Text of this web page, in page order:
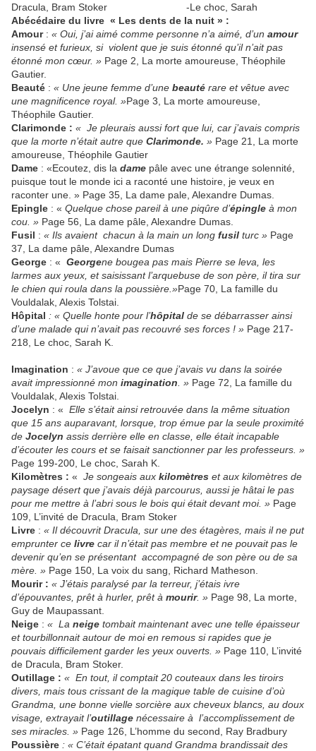
Dracula, Bram Stoker -Le choc, Sarah
Abécédaire du livre « Les dents de la nuit » :
Amour : « Oui, j’ai aimé comme personne n’a aimé, d’un amour
insensé et furieux, si violent que je suis étonné qu’il n’ait pas
étonné mon cœur. » Page 2, La morte amoureuse, Théophile
Gautier.
Beauté : « Une jeune femme d’une beauté rare et vêtue avec
une magnificence royal. »Page 3, La morte amoureuse,
Théophile Gautier.
Clarimonde : « Je pleurais aussi fort que lui, car j’avais compris
que la morte n’était autre que Clarimonde. » Page 21, La morte
amoureuse, Théophile Gautier
Dame : «Ecoutez, dis la dame pâle avec une étrange solennité,
puisque tout le monde ici a raconté une histoire, je veux en
raconter une. » Page 35, La dame pale, Alexandre Dumas.
Epingle : « Quelque chose pareil à une piqûre d’épingle à mon
cou. » Page 56, La dame pâle, Alexandre Dumas.
Fusil : « Ils avaient chacun à la main un long fusil turc » Page
37, La dame pâle, Alexandre Dumas
George : « Georgene bougea pas mais Pierre se leva, les
larmes aux yeux, et saisissant l’arquebuse de son père, il tira sur
le chien qui roula dans la poussière.»Page 70, La famille du
Vouldalak, Alexis Tolstai.
Hôpital : « Quelle honte pour l’hôpital de se débarrasser ainsi
d’une malade qui n’avait pas recouvré ses forces ! » Page 217-
218, Le choc, Sarah K.
Imagination : « J’avoue que ce que j’avais vu dans la soirée
avait impressionné mon imagination . » Page 72, La famille du
Vouldalak, Alexis Tolstai.
Jocelyn : « Elle s’était ainsi retrouvée dans la même situation
que 15 ans auparavant, lorsque, trop émue par la seule proximité
de Jocelyn assis derrière elle en classe, elle était incapable
d’écouter les cours et se faisait sanctionner par les professeurs. »
Page 199-200, Le choc, Sarah K.
Kilomètres : « Je songeais aux kilomètres et aux kilomètres de
paysage désert que j’avais déjà parcourus, aussi je hâtai le pas
pour me mettre à l’abri sous le bois qui était devant moi. » Page
109, L’invité de Dracula, Bram Stoker
Livre : « Il découvrit Dracula, sur une des étagères, mais il ne put
emprunter ce livre car il n’était pas membre et ne pouvait pas le
devenir qu’en se présentant accompagné de son père ou de sa
mère. » Page 150, La voix du sang, Richard Matheson.
Mourir : « J’étais paralysé par la terreur, j’étais ivre
d’épouvantes, prêt à hurler, prêt à mourir. » Page 98, La morte,
Guy de Maupassant.
Neige : « La neige tombait maintenant avec une telle épaisseur
et tourbillonnait autour de moi en remous si rapides que je
pouvais difficilement garder les yeux ouverts. » Page 110, L’invité
de Dracula, Bram Stoker.
Outillage : « En tout, il comptait 20 couteaux dans les tiroirs
divers, mais tous crissant de la magique table de cuisine d’où
Grandma, une bonne vielle sorcière aux cheveux blancs, au doux
visage, extrayait l’outillage nécessaire à l’accomplissement de
ses miracles. » Page 126, L’homme du second, Ray Bradbury
Poussière : « C’était épatant quand Grandma brandissait des